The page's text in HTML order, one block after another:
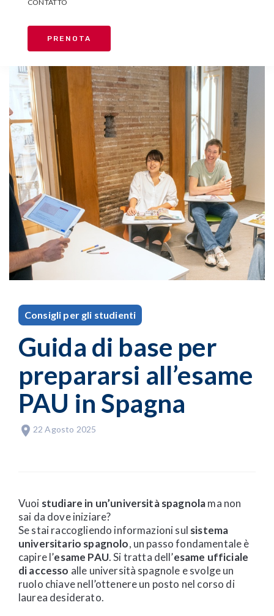
CONTATTO
PRENOTA
Consigli per gli studienti
Guida di base per
prepararsi all’esame
PAU in Spagna
22 Agosto 2025
Vuoi studiare in un’università spagnolama non
sai da dove iniziare?
Se stai raccogliendo informazioni sul sistema
universitario spagnolo, un passo fondamentale è
capire l’esame PAU. Si tratta dell’esame ufficiale
di accesso alle università spagnole e svolge un
ruolo chiave nell’ottenere un posto nel corso di
laurea desiderato.